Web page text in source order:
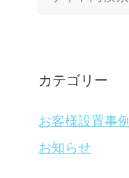
カテゴリー
お客様設置事例
お知らせ